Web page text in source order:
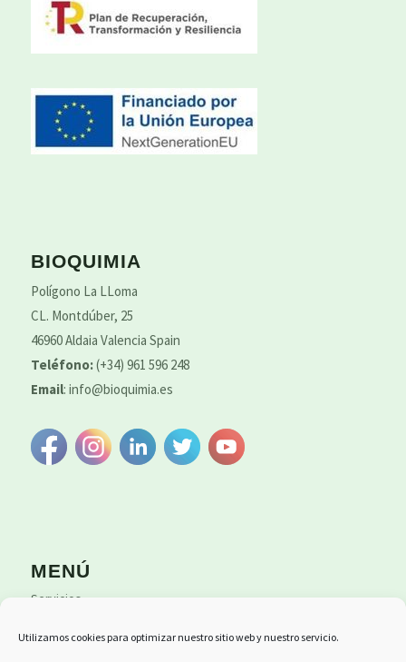
Utilizamos cookies para optimizar nuestro sitio web y nuestro servicio.
BIOQUIMIA
Polígono La LLoma
CL. Montdúber, 25
46960 Aldaia Valencia Spain
Teléfono:(+34) 961 596 248
Email: info@bioquimia.es
MENÚ
Servicios
Proyectos